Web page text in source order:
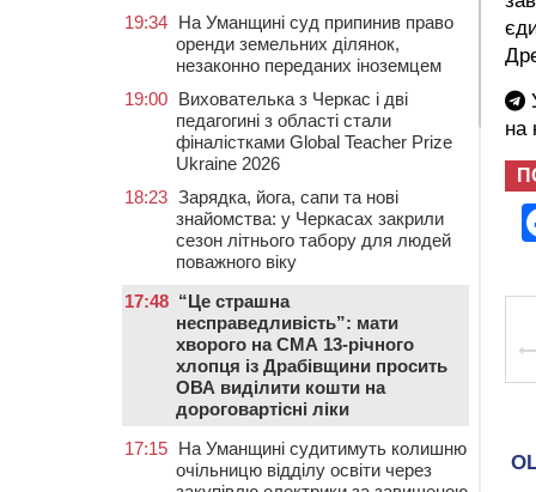
на
19:34 На Уманщині суд припинив право
оренди земельних ділянок,
незаконно переданих іноземцем
19:00 Вихователька з Черкас і дві
педагогині з області стали
фіналістками Global Teacher Prize
Ukraine 2026
18:23 Зарядка, йога, сапи та нові
знайомства: у Черкасах закрили
сезон літнього табору для людей
поважного віку
17:48 “Це страшна
несправедливість”: мати
хворого на СМА 13-річного
хлопця із Драбівщини просить
ОВА виділити кошти на
дороговартісні ліки
17:15 На Уманщині судитимуть колишню
очільницю відділу освіти через